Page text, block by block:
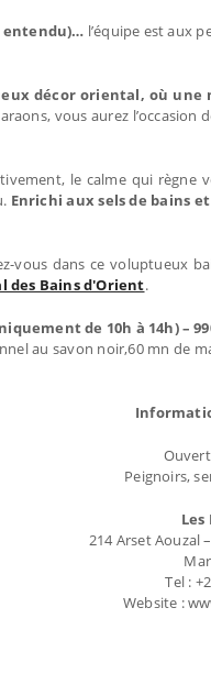
entendu)… l’équipe est aux
décor oriental, où
vous aurez
le calme qui règne
Enrichi aux sels de bains
vous dans ce voluptueux
des Bains d'Orient.
de 10h à 14h) –
au savon noir,60 mn de
Peignoirs,
214 Arset Aouzal
Tel :
Website :